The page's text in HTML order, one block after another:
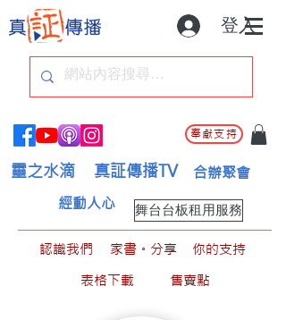
登入
奉獻支持
靈之水滴 真証傳播TV 合辦聚會
舞台台板租用服務
經動人心
認識我們 家書。分享
你的支持
表格下載
售賣點